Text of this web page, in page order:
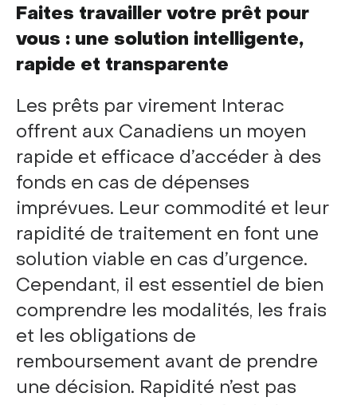
Faites travailler votre prêt pour
vous : une solution intelligente,
rapide et transparente
Les prêts par virement Interac
offrent aux Canadiens un moyen
rapide et efficace d’accéder à des
fonds en cas de dépenses
imprévues. Leur commodité et leur
rapidité de traitement en font une
solution viable en cas d’urgence.
Cependant, il est essentiel de bien
comprendre les modalités, les frais
et les obligations de
remboursement avant de prendre
une décision. Rapidité n’est pas